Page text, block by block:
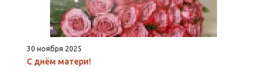
30 ноября 2025
С днём матери!